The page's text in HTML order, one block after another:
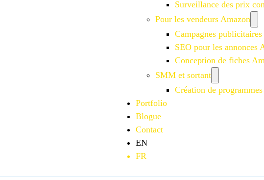
Surveillance des prix
Pour les vendeurs Amazon
Campagnes
SEO pour les annonces
Conception de fiches
SMM et sortant
Création de
Portfolio
Blogue
Contact
EN
FR